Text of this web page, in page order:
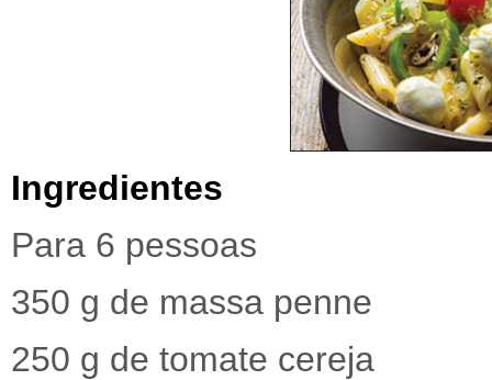
Ingredientes
Para 6 pessoas
350 g de massa penne
250 g de tomate cereja